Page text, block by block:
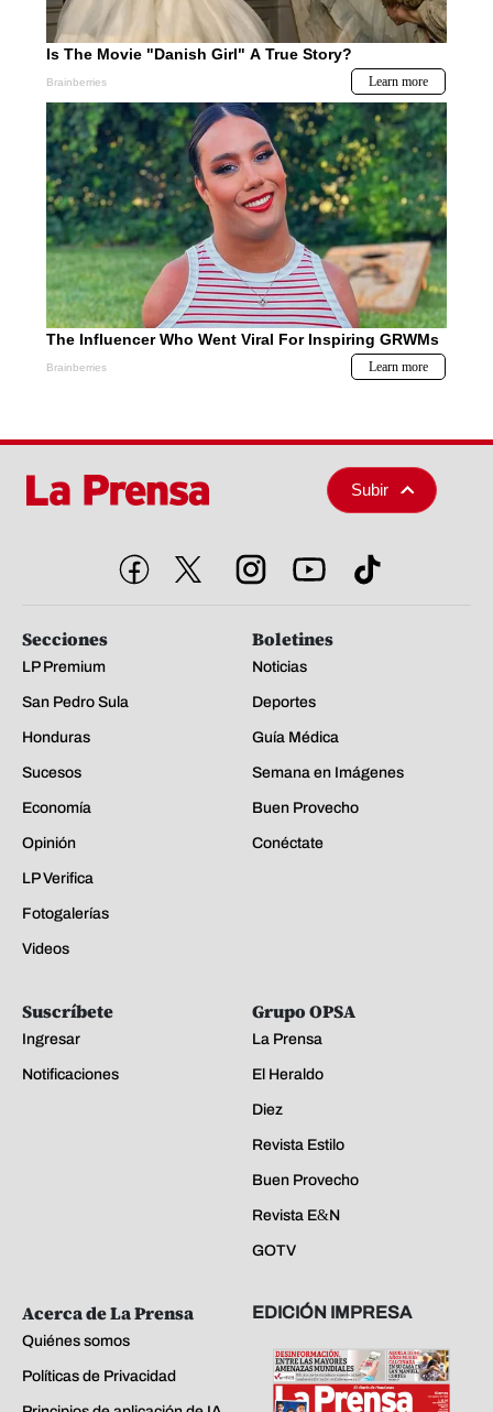
Subir
Secciones
LP Premium
San Pedro Sula
Honduras
Sucesos
Economía
Opinión
LP Verifica
Fotogalerías
Videos
Boletines
Noticias
Deportes
Guía Médica
Semana en Imágenes
Buen Provecho
Conéctate
Suscríbete
Ingresar
Notificaciones
Grupo OPSA
La Prensa
El Heraldo
Diez
Revista Estilo
Buen Provecho
Revista E&N
GOTV
Acerca de La Prensa
Quiénes somos
Políticas de Privacidad
EDICIÓN IMPRESA